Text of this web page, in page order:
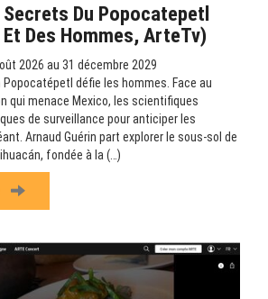
Secrets Du Popocatepetl
Des Hommes, ArteTv)
2026 au 31 décembre 2029
Popocatépetl défie les hommes. Face au
qui menace Mexico, les scientifiques
de surveillance pour anticiper les
Arnaud Guérin part explorer le sous-sol de
fondée à la (…)